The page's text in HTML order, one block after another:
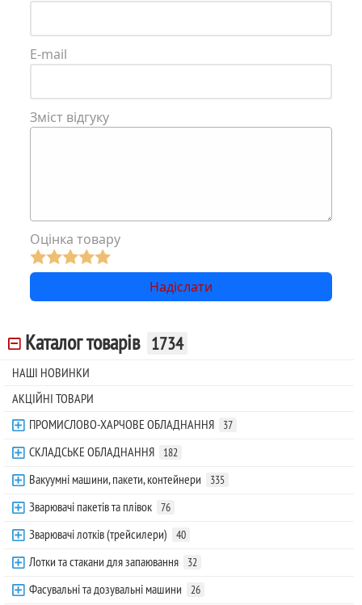
E-mail
Зміст відгуку
Оцінка товару
Каталог товарів 1734
НАШІ НОВИНКИ
АКЦІЙНІ ТОВАРИ
ПРОМИСЛОВО-ХАРЧОВЕ ОБЛАДНАННЯ
37
СКЛАДСЬКЕ ОБЛАДНАННЯ 182
Вакуумні машини, пакети, контейнери 335
Зварювачі пакетів та плівок 76
Зварювачі лотків (трейсилери) 40
Лотки та стакани для запаювання 32
Фасувальні та дозувальні машини 26